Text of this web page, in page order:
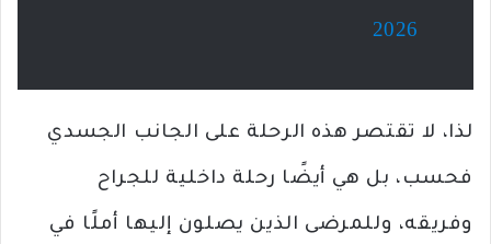
2026
لذا، لا تقتصر هذه الرحلة على الجانب الجسدي
فحسب، بل هي أيضًا رحلة داخلية للجراح
وفريقه، وللمرضى الذين يصلون إليها أملًا في